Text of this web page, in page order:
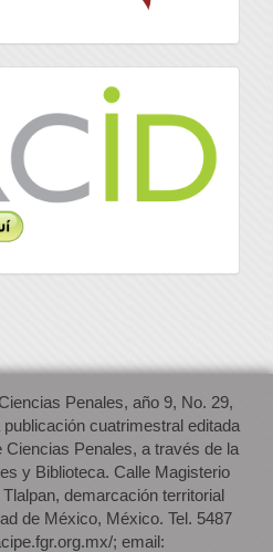
Penales, año 9, No. 29,
cuatrimestral editada
Ciencias Penales, a través de la
y Biblioteca. Calle Magisterio
demarcación territorial
de México, México. Tel. 5487
; email: